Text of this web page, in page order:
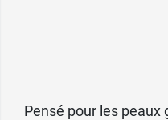
Pensé pour les